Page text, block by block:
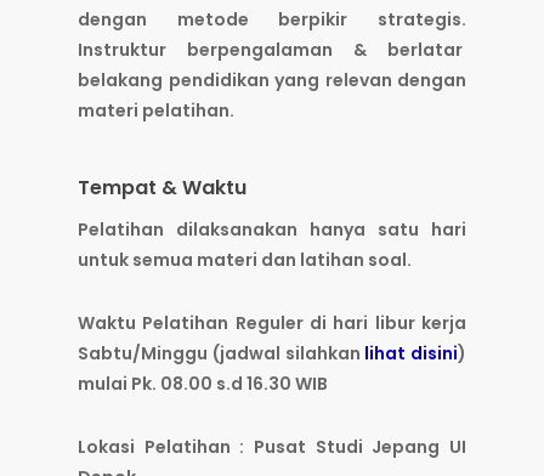
dengan metode berpikir strategis.
Instruktur berpengalaman & berlatar
belakang pendidikan yang relevan dengan
materi pelatihan.
Tempat & Waktu
Pelatihan dilaksanakan hanya satu hari
untuk semua materi dan latihan soal.
Waktu Pelatihan Reguler di hari libur kerja
Sabtu/Minggu (jadwal silahkan lihat disini)
mulai Pk. 08.00 s.d 16.30 WIB
Lokasi Pelatihan : Pusat Studi Jepang UI